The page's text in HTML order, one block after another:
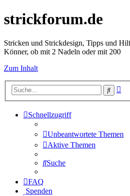
strickforum.de
Stricken und Strickdesign, Tipps und
Könner, ob mit 2 Nadeln oder mit 200
Zum Inhalt
Suche
Schnellzugriff
Unbeantwortete Themen
Aktive Themen
Suche
FAQ
Spenden